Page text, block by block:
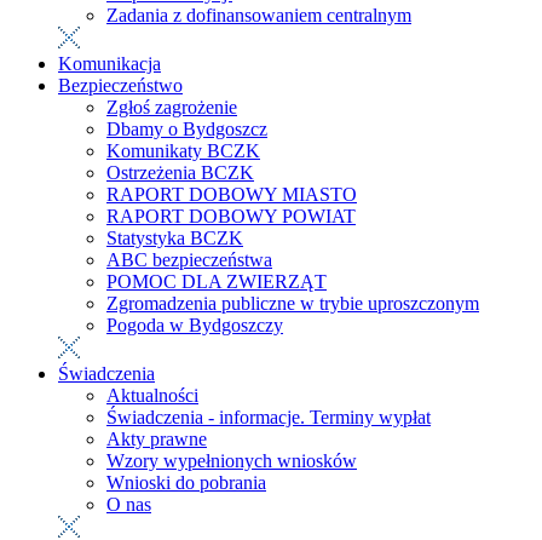
Zadania z dofinansowaniem centralnym
Komunikacja
Bezpieczeństwo
Zgłoś zagrożenie
Dbamy o Bydgoszcz
Komunikaty BCZK
Ostrzeżenia BCZK
RAPORT DOBOWY MIASTO
RAPORT DOBOWY POWIAT
Statystyka BCZK
ABC bezpieczeństwa
POMOC DLA ZWIERZĄT
Zgromadzenia publiczne w trybie uproszczonym
Pogoda w Bydgoszczy
Świadczenia
Aktualności
Świadczenia - informacje. Terminy wypłat
Akty prawne
Wzory wypełnionych wniosków
Wnioski do pobrania
O nas